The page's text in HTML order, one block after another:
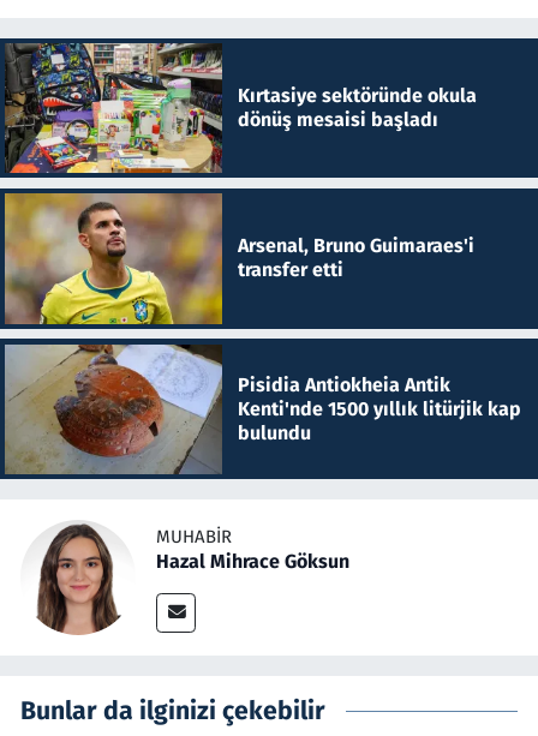
Kırtasiye sektöründe okula
dönüş mesaisi başladı
Arsenal, Bruno Guimaraes'i
transfer etti
Pisidia Antiokheia Antik
Kenti'nde 1500 yıllık litürjik kap
bulundu
MUHABIR
Hazal Mihrace Göksun
Bunlar da ilginizi çekebilir